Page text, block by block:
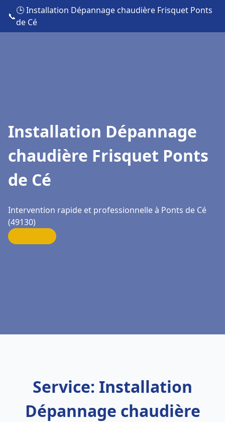
📞
🕒 Installation Dépannage chaudière Frisquet Ponts
de Cé
Installation Dépannage
chaudière Frisquet Ponts
de Cé
Intervention rapide et professionnelle à Ponts de Cé
(49130)
Service: Installation
Dépannage chaudière